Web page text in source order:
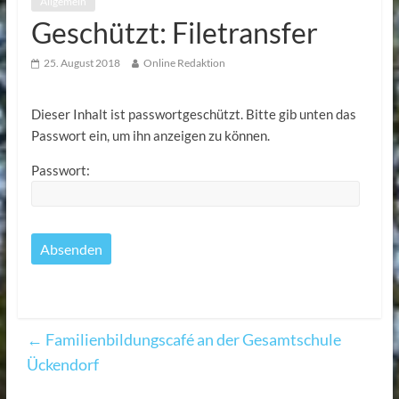
Geschützt: Filetransfer
25. August 2018 Online Redaktion
Dieser Inhalt ist passwortgeschützt. Bitte gib unten das
Passwort ein, um ihn anzeigen zu können.
Passwort:
← Familienbildungscafé an der Gesamtschule
Ückendorf